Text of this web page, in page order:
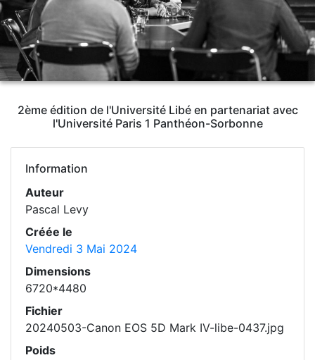
2ème édition de l'Université Libé en partenariat avec
l'Université Paris 1 Panthéon-Sorbonne
Information
Auteur
Pascal Levy
Créée le
Vendredi 3 Mai 2024
Dimensions
6720*4480
Fichier
20240503-Canon EOS 5D Mark IV-libe-0437.jpg
Poids